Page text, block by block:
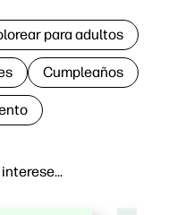
para adultos
Cumpleaños